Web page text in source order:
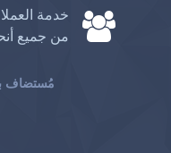
خدمة
من جميع
: مُستضاف